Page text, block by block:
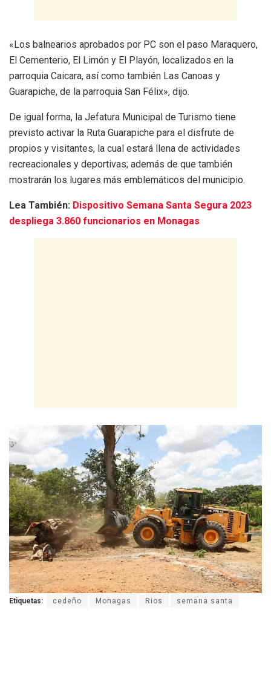
«Los balnearios aprobados por PC son el paso Maraquero,
El Cementerio, El Limón y El Playón, localizados en la
parroquia Caicara, así como también Las Canoas y
Guarapiche, de la parroquia San Félix», dijo.
De igual forma, la Jefatura Municipal de Turismo tiene
previsto activar la Ruta Guarapiche para el disfrute de
propios y visitantes, la cual estará llena de actividades
recreacionales y deportivas; además de que también
mostrarán los lugares más emblemáticos del municipio.
Lea También: Dispositivo Semana Santa Segura 2023
despliega 3.860 funcionarios en Monagas
Etiquetas: cedeño Monagas Rios semana santa